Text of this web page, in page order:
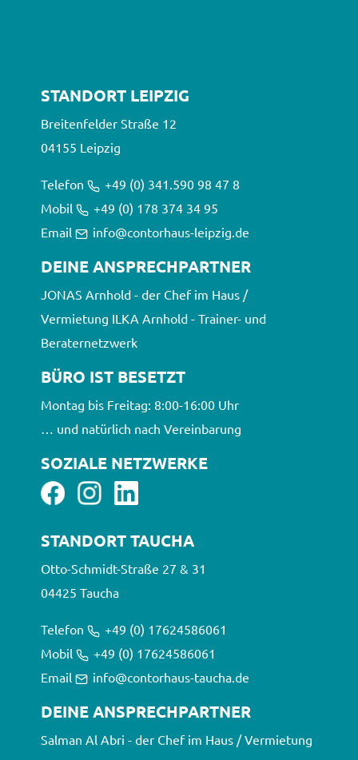
STANDORT LEIPZIG
Breitenfelder Straße 12
04155 Leipzig
Telefon
+49 (0) 341.590 98 47 8
Mobil
+49 (0) 178 374 34 95
Email
info@contorhaus-leipzig.de
DEINE ANSPRECHPARTNER
JONAS Arnhold - der Chef im Haus /
Vermietung ILKA Arnhold - Trainer- und
Beraternetzwerk
BÜRO IST BESETZT
Montag bis Freitag: 8:00-16:00 Uhr
… und natürlich nach Vereinbarung
SOZIALE NETZWERKE
STANDORT TAUCHA
Otto-Schmidt-Straße 27 & 31
0 4425 Taucha
Telefon
+49 (0) 17624586061
Mobil
+49 (0) 17624586061
Email
info@contorhaus-taucha.de
DEINE ANSPRECHPARTNER
Salman Al Abri - der Chef im Haus / Vermietung